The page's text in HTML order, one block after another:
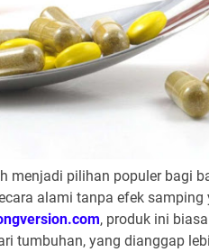
menjadi pilihan populer bagi
alami tanpa efek samping
, produk ini
tumbuhan, yang dianggap